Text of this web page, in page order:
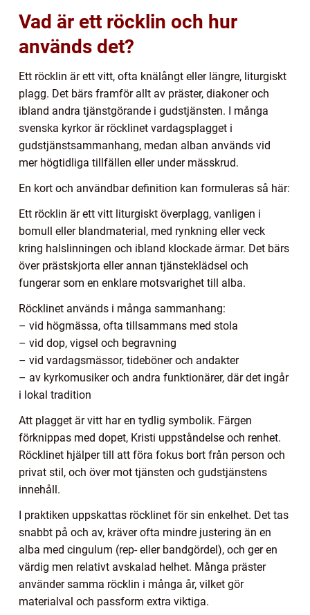
Vad är ett röcklin och hur
används det?
Ett röcklin är ett vitt, ofta knälångt eller längre, liturgiskt
plagg. Det bärs framför allt av präster, diakoner och
ibland andra tjänstgörande i gudstjänsten. I många
svenska kyrkor är röcklinet vardagsplagget i
gudstjänstsammanhang, medan alban används vid
mer högtidliga tillfällen eller under mässkrud.
En kort och användbar definition kan formuleras så här:
Ett röcklin är ett vitt liturgiskt överplagg, vanligen i
bomull eller blandmaterial, med rynkning eller veck
kring halslinningen och ibland klockade ärmar. Det bärs
över prästskjorta eller annan tjänsteklädsel och
fungerar som en enklare motsvarighet till alba.
Röcklinet används i många sammanhang:
– vid högmässa, ofta tillsammans med stola
– vid dop, vigsel och begravning
– vid vardagsmässor, tideböner och andakter
– av kyrkomusiker och andra funktionärer, där det ingår
i lokal tradition
Att plagget är vitt har en tydlig symbolik. Färgen
förknippas med dopet, Kristi uppståndelse och renhet.
Röcklinet hjälper till att föra fokus bort från person och
privat stil, och över mot tjänsten och gudstjänstens
innehåll.
I praktiken uppskattas röcklinet för sin enkelhet. Det tas
snabbt på och av, kräver ofta mindre justering än en
alba med cingulum (rep- eller bandgördel), och ger en
värdig men relativt avskalad helhet. Många präster
använder samma röcklin i många år, vilket gör
materialval och passform extra viktiga.